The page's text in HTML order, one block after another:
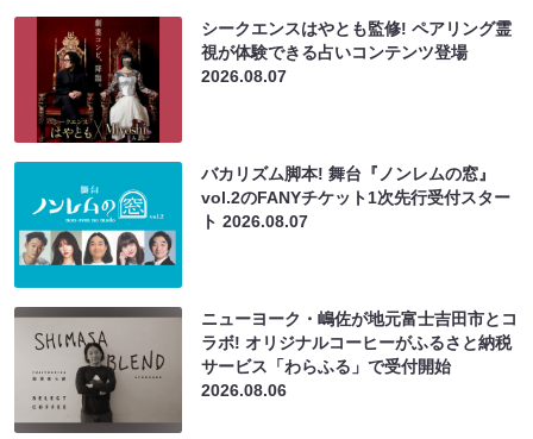
シークエンスはやとも監修! ペアリング霊
視が体験できる占いコンテンツ登場
2026.08.07
バカリズム脚本! 舞台『ノンレムの窓』
vol.2のFANYチケット1次先行受付スター
ト2026.08.07
ニューヨーク・嶋佐が地元富士吉田市とコ
ラボ! オリジナルコーヒーがふるさと納税
サービス「わらふる」で受付開始
2026.08.06